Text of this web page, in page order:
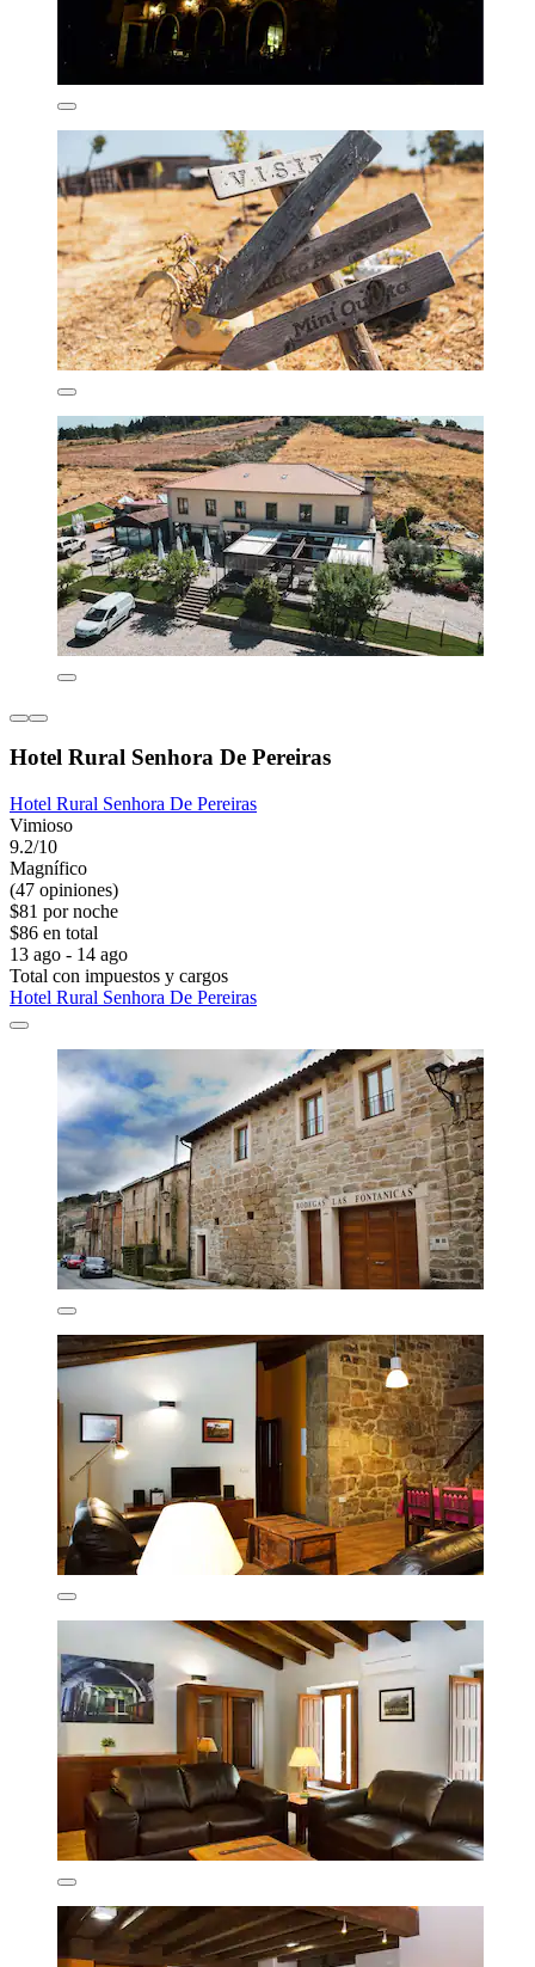
Hotel Rural Senhora De Pereiras
Hotel Rural Senhora De Pereiras
Vimioso
9.2/10
Magnífico
(47 opiniones)
$81 por noche
$86 en total
13 ago - 14 ago
Total con impuestos y cargos
Hotel Rural Senhora De Pereiras